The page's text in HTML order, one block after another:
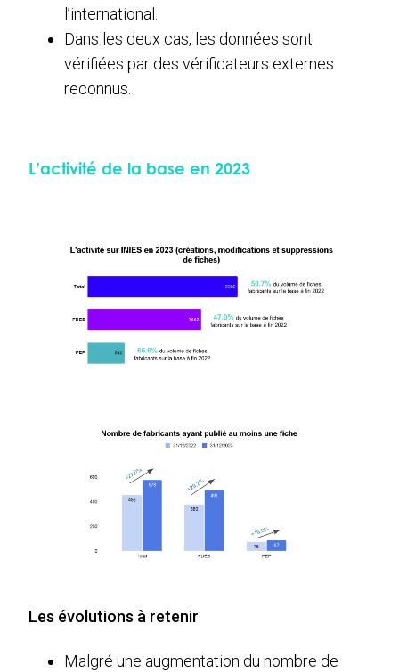
l’international.
Dans les deux cas, les données sont
vérifiées par des vérificateurs externes
reconnus.
L’activité de la base en 2023
Les évolutions à retenir
Malgré une augmentation du nombre de